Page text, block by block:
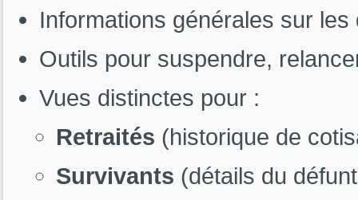
Informations générales sur
Outils pour suspendre,
Vues distinctes pour :
Retraités (historique de
Survivants (détails du